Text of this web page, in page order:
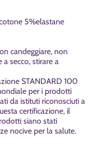
5%elastane
candeggiare, non
a secco, stirare a
STANDARD 100
per i prodotti
da istituti riconosciuti a
certificazione, il
siano stati
nocive per la salute.